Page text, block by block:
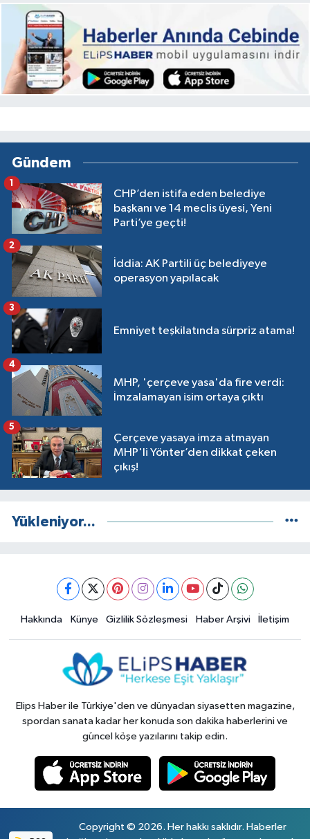
Gündem
CHP’den istifa eden belediye
başkanı ve 14 meclis üyesi, Yeni
Parti’ye geçti!
1
İddia: AK Partili üç belediyeye
operasyon yapılacak
2
Emniyet teşkilatında sürpriz atama!
3
MHP, 'çerçeve yasa'da fire verdi:
İmzalamayan isim ortaya çıktı
4
Çerçeve yasaya imza atmayan
MHP'li Yönter’den dikkat çeken
çıkış!
5
Yükleniyor...
Hakkında Künye Gizlilik Sözleşmesi Haber Arşivi İletişim
Elips Haber ile Türkiye'den ve dünyadan siyasetten magazine,
spordan sanata kadar her konuda son dakika haberlerini ve
güncel köşe yazılarını takip edin.
Copyright © 2026. Her hakkı saklıdır. Haberler